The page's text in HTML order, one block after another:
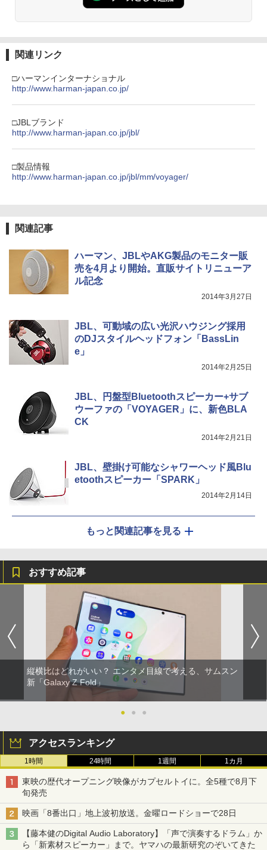
関連リンク
□ハーマンインターナショナル
http://www.harman-japan.co.jp/
□JBLブランド
http://www.harman-japan.co.jp/jbl/
□製品情報
http://www.harman-japan.co.jp/jbl/mm/voyager/
関連記事
ハーマン、JBLやAKG製品のモニター販
売を4月より開始。直販サイトリニューア
ル記念
2014年3月27日
JBL、可動域の広い光沢ハウジング採用
のDJスタイルヘッドフォン「BassLin
e」
2014年2月25日
JBL、円盤型Bluetoothスピーカー+サブ
ウーファの「VOYAGER」に、新色BLA
CK
2014年2月21日
JBL、壁掛け可能なシャワーヘッド風Blu
etoothスピーカー「SPARK」
2014年2月14日
もっと関連記事を見る
おすすめ記事
縦横比はどれがいい？ エンタメ目線で考える、サムスン
新「Galaxy Z Fold」
● ● ●
アクセスランキング
1時間 24時間 1週間 1カ月
東映の歴代オープニング映像がカプセルトイに。全5種で8月下
旬発売
映画「8番出口」地上波初放送。金曜ロードショーで28日
【藤本健のDigital Audio Laboratory】「声で演奏するドラム」か
ら「新素材スピーカー」まで。ヤマハの最新研究のぞいてきた